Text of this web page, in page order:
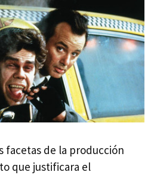
facetas de la producción
que justificara el